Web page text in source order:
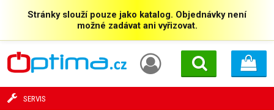
Stránky slouží pouze jako katalog. Objednávky není
možné zadávat ani vyřizovat.
SERVIS